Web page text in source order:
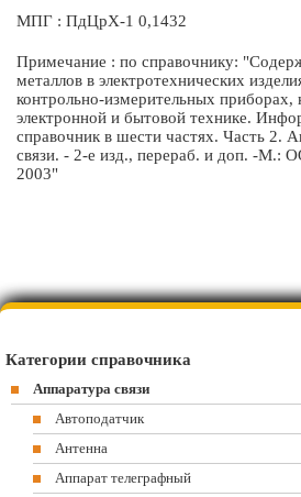
МПГ : ПдЦрХ-1 0,1432
Примечание : по справочнику:
металлов в электротехнических
контрольно-измерительных приборах,
электронной и бытовой технике.
справочник в шести частях. Часть 2.
связи. - 2-е изд., перераб. и доп. -М.:
2003"
Категории справочника
Аппаратура связи
Автоподатчик
Антенна
Аппарат телеграфный